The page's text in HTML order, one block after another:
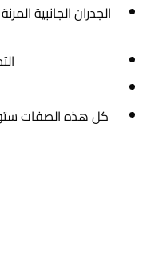
الجدران الجانبية
كل هذه الصفات